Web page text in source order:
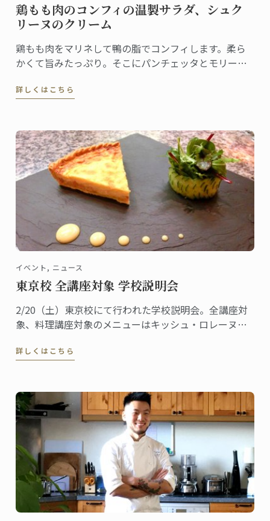
鶏もも肉のコンフィの温製サラダ、シュク
リーヌのクリーム
鶏もも肉をマリネして鴨の脂でコンフィします。柔ら
かくて旨みたっぷり。そこにパンチェッタとモリーユ
豊かな春の一品をお届けします。
詳しくはこちら
イベント, ニュース
東京校 全講座対象 学校説明会
2/20（土）東京校にて行われた学校説明会。全講座対
象、料理講座対象のメニューはキッシュ・ロレーヌで
詳しくはこちら